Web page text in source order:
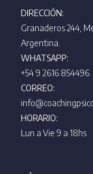
DIRECCIÓN:
Granaderos 244,
Argentina.
WHATSAPP:
+54 9 2616 854496
CORREO:
HORARIO:
Lun a Vie 9 a 18hs